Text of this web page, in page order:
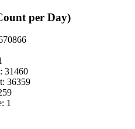
per Day)
31460
36359
1